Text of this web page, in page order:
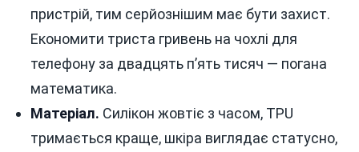
пристрій, тим серйознішим має бути захист.
Економити триста гривень на чохлі для
телефону за двадцять п’ять тисяч — погана
математика.
Матеріал. Силікон жовтіє з часом, TPU
тримається краще, шкіра виглядає статусно,